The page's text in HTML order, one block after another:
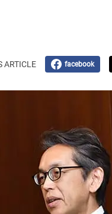
ARTICLE facebook